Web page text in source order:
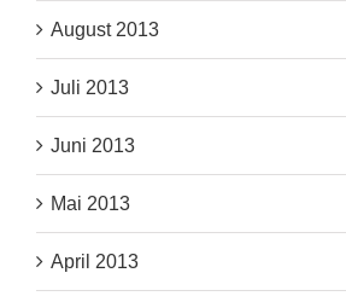
August 2013
Juli 2013
Juni 2013
Mai 2013
April 2013